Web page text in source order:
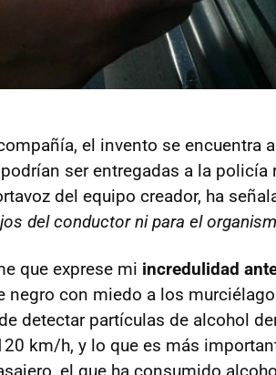
el invento se encuentra
ser entregadas a la policía
del equipo creador, ha
del conductor ni para el
que exprese mi incredulidad
negro con miedo a los
detectar partículas de alcohol
km/h, y lo que es más
el que ha consumido